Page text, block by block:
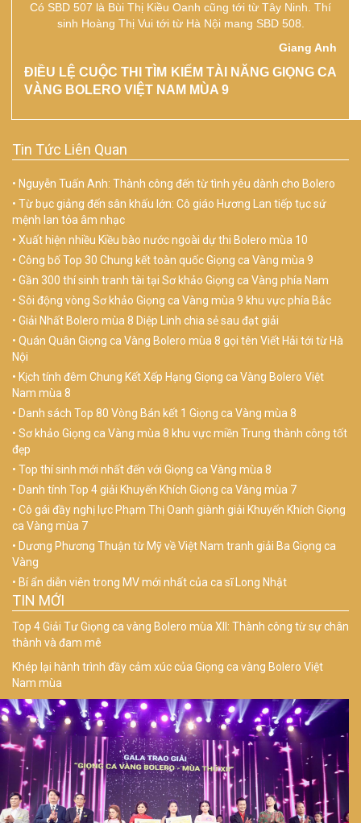
Có SBD 507 là Bùi Thị Kiều Oanh cũng tới từ Tây Ninh. Thí
sinh Hoàng Thị Vui tới từ Hà Nội mang SBD 508.
Giang Anh
ĐIỀU LỆ CUỘC THI TÌM KIẾM TÀI NĂNG GIỌNG CA
VÀNG BOLERO VIỆT NAM MÙA 9
Tin Tức Liên Quan
Nguyễn Tuấn Anh: Thành công đến từ tình yêu dành cho Bolero
Từ bục giảng đến sân khấu lớn: Cô giáo Hương Lan tiếp tục sứ
mệnh lan tỏa âm nhạc
Xuất hiện nhiều Kiều bào nước ngoài dự thi Bolero mùa 10
Công bố Top 30 Chung kết toàn quốc Giọng ca Vàng mùa 9
Gần 300 thí sinh tranh tài tại Sơ khảo Giọng ca Vàng phía Nam
Sôi động vòng Sơ khảo Giọng ca Vàng mùa 9 khu vực phía Bắc
Giải Nhất Bolero mùa 8 Diệp Linh chia sẻ sau đạt giải
Quán Quân Giọng ca Vàng Bolero mùa 8 gọi tên Viết Hải tới từ Hà
Nội
Kịch tính đêm Chung Kết Xếp Hạng Giọng ca Vàng Bolero Việt
Nam mùa 8
Danh sách Top 80 Vòng Bán kết 1 Giọng ca Vàng mùa 8
Sơ khảo Giọng ca Vàng mùa 8 khu vực miền Trung thành công tốt
đẹp
Top thí sinh mới nhất đến với Giọng ca Vàng mùa 8
Danh tính Top 4 giải Khuyến Khích Giọng ca Vàng mùa 7
Cô gái đầy nghị lực Phạm Thị Oanh giành giải Khuyến Khích Giọng
ca Vàng mùa 7
Dương Phương Thuận từ Mỹ về Việt Nam tranh giải Ba Giọng ca
Vàng
Bí ẩn diễn viên trong MV mới nhất của ca sĩ Long Nhật
TIN MỚI
Top 4 Giải Tư Giọng ca vàng Bolero mùa XII: Thành công từ sự chân
thành và đam mê
Khép lại hành trình đầy cảm xúc của Giọng ca vàng Bolero Việt
Nam mùa